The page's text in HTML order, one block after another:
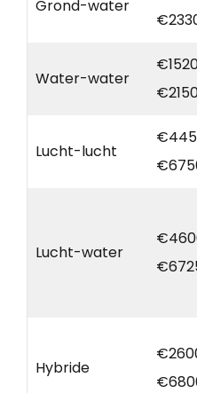
Grond-water
Water-water
Lucht-lucht
Lucht-water
Hybride